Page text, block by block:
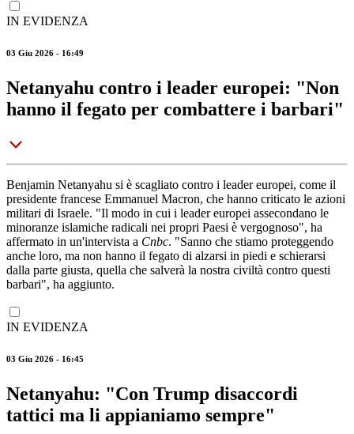
IN EVIDENZA
03 Giu 2026 - 16:49
Netanyahu contro i leader europei: "Non
hanno il fegato per combattere i barbari"
Benjamin Netanyahu si è scagliato contro i leader europei, come il
presidente francese Emmanuel Macron, che hanno criticato le azioni
militari di Israele. "Il modo in cui i leader europei assecondano le
minoranze islamiche radicali nei propri Paesi è vergognoso", ha
affermato in un'intervista a Cnbc. "Sanno che stiamo proteggendo
anche loro, ma non hanno il fegato di alzarsi in piedi e schierarsi
dalla parte giusta, quella che salverà la nostra civiltà contro questi
barbari", ha aggiunto.
IN EVIDENZA
03 Giu 2026 - 16:45
Netanyahu: "Con Trump disaccordi
tattici ma li appianiamo sempre"